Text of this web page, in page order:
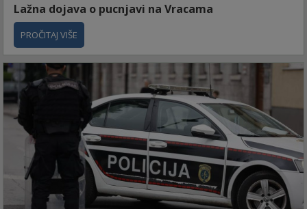
Lažna dojava o pucnjavi na Vracama
PROČITAJ VIŠE